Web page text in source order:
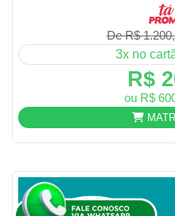
De R$
3x no
R$
ou R$